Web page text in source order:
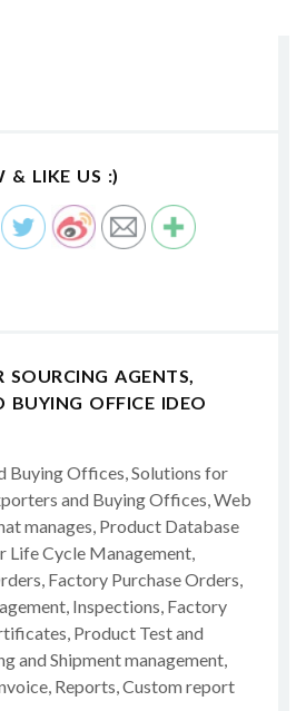
& LIKE US :)
AGENTS,
BUYING OFFICE IDEO
Buying Offices, Solutions for
and Buying Offices, Web
manages, Product Database
Life Cycle Management,
Factory Purchase Orders,
Inspections, Factory
Product Test and
and Shipment management,
Reports, Custom report